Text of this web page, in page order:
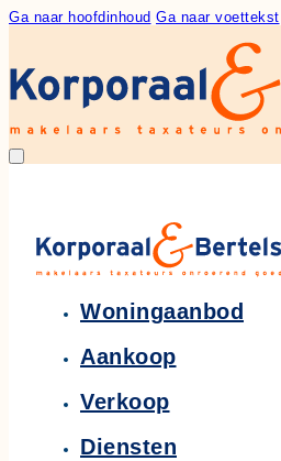
Ga naar hoofdinhoud Ga naar voettekst
Woningaanbod
Aankoop
Verkoop
Diensten